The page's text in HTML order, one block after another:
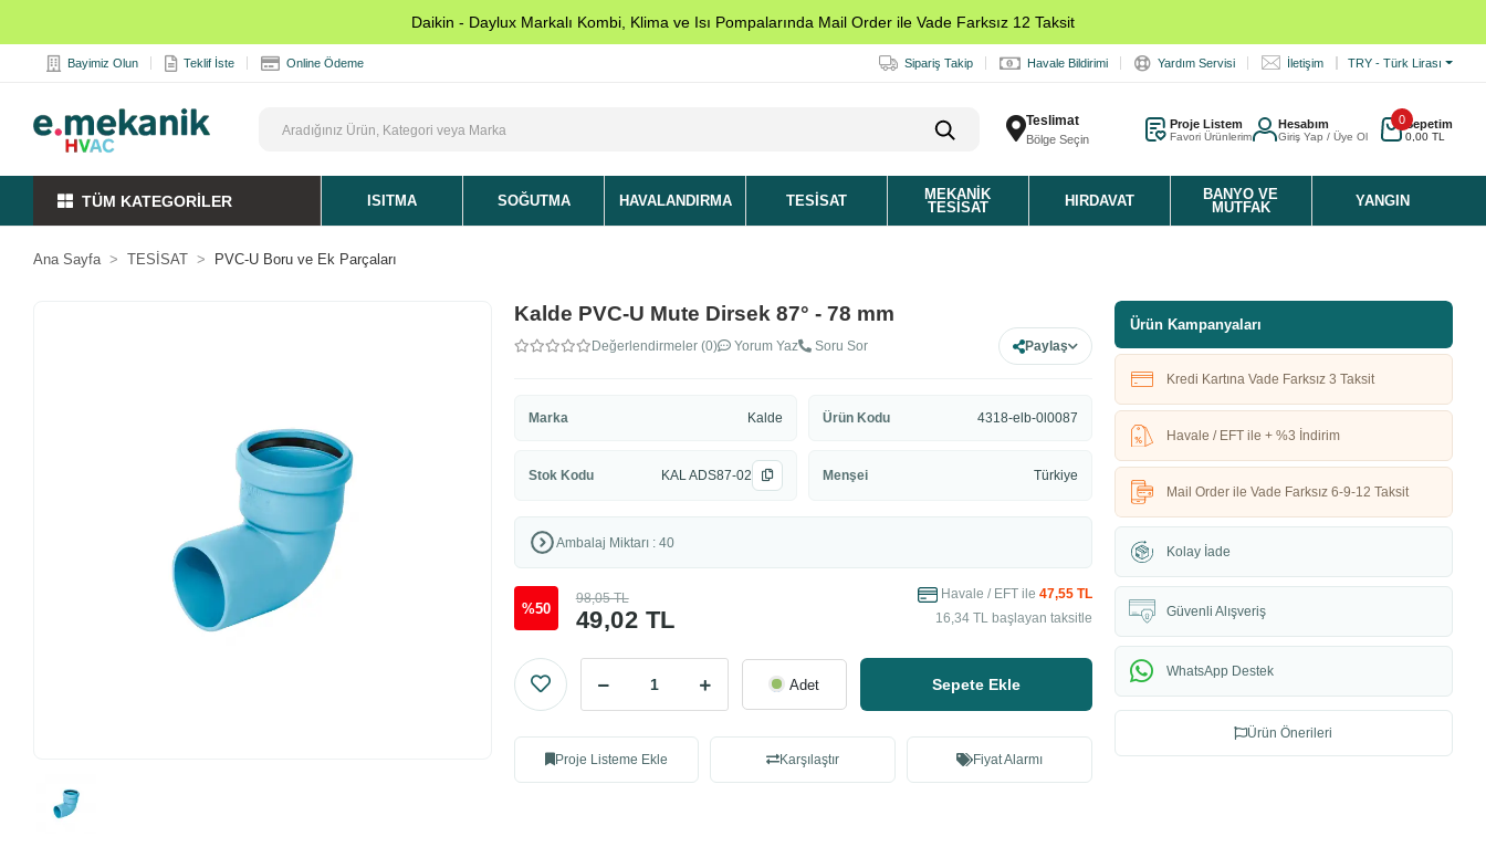
Daikin - Daylux Markalı Kombi, Klima ve Isı Pompalarında Mail Order ile Vade Farksız 12 Taksit
Bayimiz Olun Teklif İste Online Ödeme Sipariş Takip Havale Bildirimi Yardım Servisi İletişim TRY - Türk Lirası
Teslimat
Bölge Seçin
Proje Listem
Favori Ürünlerim
Hesabım
Giriş Yap / Üye Ol
0Sepetim
0,00 TL
TÜM KATEGORİLER ISITMA SOĞUTMA HAVALANDIRMA TESISAT
MEKANIK
TESISAT
HIRDAVAT
BANYO VE
MUTFAK
YANGIN
Ana Sayfa TESİSAT PVC-U Boru ve Ek Parçaları
Kalde PVC-U Mute Dirsek 87° - 78 mm
Değerlendirmeler (0) Yorum Yaz Soru Sor Paylaş
Marka Kalde Ürün Kodu 4318-elb-0l0087
Stok Kodu KAL ADS87-02 Menşei Türkiye
Ambalaj Miktarı : 40
%50 49,02 TL
98,05 TL Havale / EFT ile 47,55 TL
16,34 TL başlayan taksitle
Adet Sepete Ekle
Proje Listeme Ekle Karşılaştır Fiyat Alarmı
Ürün Kampanyaları
Kredi Kartına Vade Farksız 3 Taksit
Havale / EFT ile + %3 İndirim
Mail Order ile Vade Farksız 6-9-12 Taksit
Kolay İade
Güvenli Alışveriş
WhatsApp Destek
Ürün Önerileri